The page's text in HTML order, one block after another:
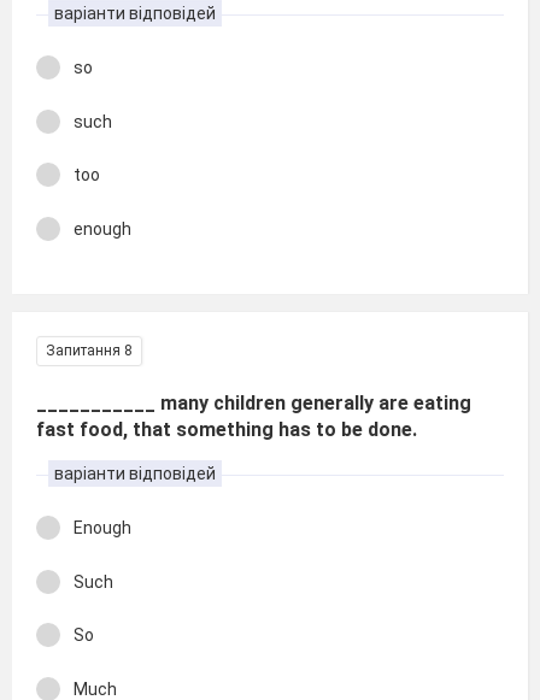
варіанти відповідей
so
such
too
enough
Запитання 8
___________ many children generally are eating
fast food, that something has to be done.
варіанти відповідей
Enough
Such
So
Much